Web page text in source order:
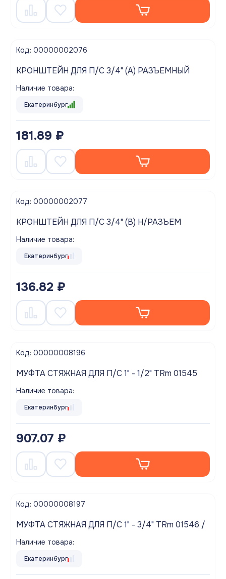
Код: 00000002076
КРОНШТЕЙН ДЛЯ П/С 3/4" (А) РАЗЪЕМНЫЙ
Наличие товара:
Екатеринбург
181.89 ₽
Код: 00000002077
КРОНШТЕЙН ДЛЯ П/С 3/4" (В) Н/РАЗЪЕМ
Наличие товара:
Екатеринбург
136.82 ₽
Код: 00000008196
МУФТА СТЯЖНАЯ ДЛЯ П/С 1" - 1/2" TRm 01545
Наличие товара:
Екатеринбург
907.07 ₽
Код: 00000008197
МУФТА СТЯЖНАЯ ДЛЯ П/С 1" - 3/4" TRm 01546 /
Наличие товара:
Екатеринбург